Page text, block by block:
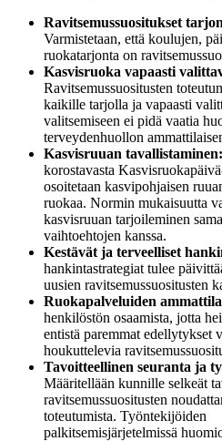
Ravitsemussuositukset
Varmistetaan, että koulujen,
ruokatarjonta on
Kasvisruoka vapaasti
Ravitsemussuositusten
kaikille tarjolla ja vapaasti
valitsemiseen ei pidä vaatia
terveydenhuollon
Kasvisruuan tavallistaminen:
korostavasta
osoitetaan kasvipohjaisen
ruokaa. Normin mukaisuutta
kasvisruuan tarjoileminen
vaihtoehtojen kanssa.
Kestävät ja terveelliset
hankintastrategiat tulee
uusien ravitsemussuositusten
Ruokapalveluiden
henkilöstön osaamista, jotta
entistä paremmat edellytykset
houkuttelevia
Tavoitteellinen seuranta ja
Määritellään kunnille selkeät
ravitsemussuositusten
toteutumista. Työntekijöiden
palkitsemisjärjetelmissä